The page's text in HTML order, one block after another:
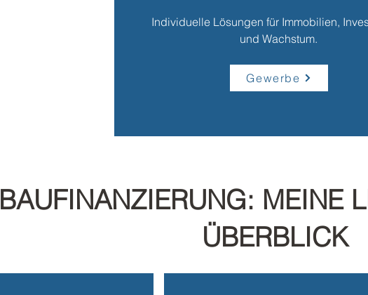
Individuelle Lösungen für Immobilien,
und Wachstum.
Gewerbe
BAUFINANZIERUNG: MEINE
ÜBERBLICK